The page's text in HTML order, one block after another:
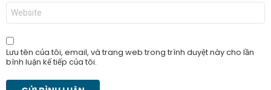
Trang
web
Lưu tên của tôi, email, và trang web trong trình duyệt này cho lần
bình luận kế tiếp của tôi.